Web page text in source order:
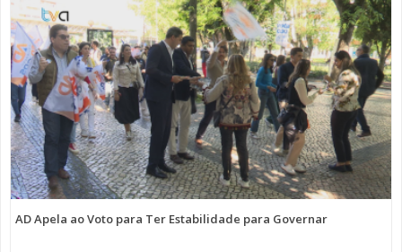
AD Apela ao Voto para Ter Estabilidade para Governar